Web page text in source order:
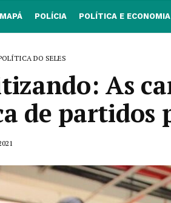
POLÍCIA POLÍTICA E ECONOMIA
DO SELES
As
de partidos